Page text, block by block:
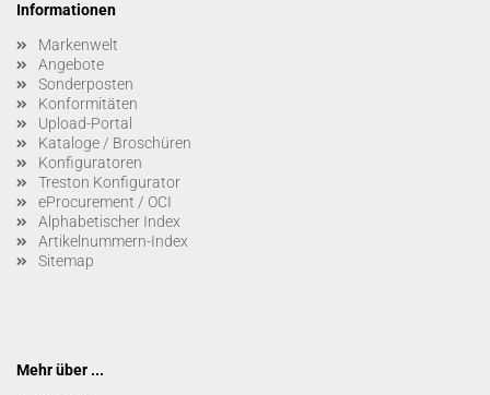
Informationen
Markenwelt
Angebote
Sonderposten
Konformitäten
Upload-Portal
Kataloge / Broschüren
Konfiguratoren
Treston Konfigurator
eProcurement / OCI
Alphabetischer Index
Artikelnummern-Index
Sitemap
Mehr über ...